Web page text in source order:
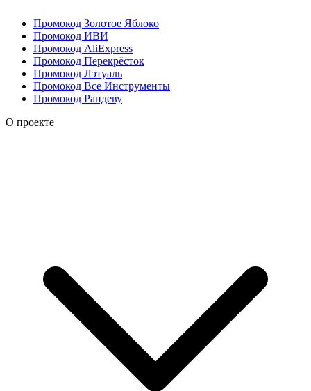
Промокод Золотое Яблоко
Промокод ИВИ
Промокод AliExpress
Промокод Перекрёсток
Промокод Лэтуаль
Промокод Все Инструменты
Промокод Рандеву
О проекте